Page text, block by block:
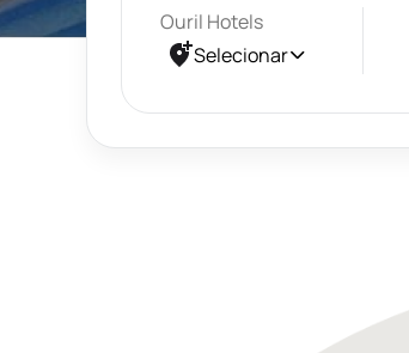
Ouril Hotels
Selecionar